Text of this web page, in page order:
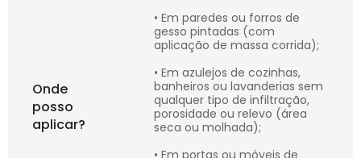
Onde
posso
aplicar?
• Em paredes ou forros de
gesso pintadas (com
aplicação de massa corrida);
• Em azulejos de cozinhas,
banheiros ou lavanderias sem
qualquer tipo de infiltração,
porosidade ou relevo (área
seca ou molhada);